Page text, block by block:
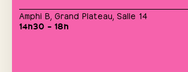
Amphi B Grand Plateau Salle 14
14h30 – 18h